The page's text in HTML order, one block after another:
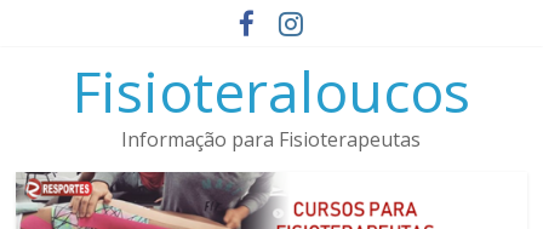
conteúdoFisioteraloucos
Informação para Fisioterapeutas